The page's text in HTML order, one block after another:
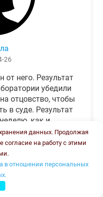
26
него. Результат
убедили
отцовство, чтобы
в суде. Результат
как и
и извиняется.
данных. Продолжая
согласие на работу с этими
в отношении персональных